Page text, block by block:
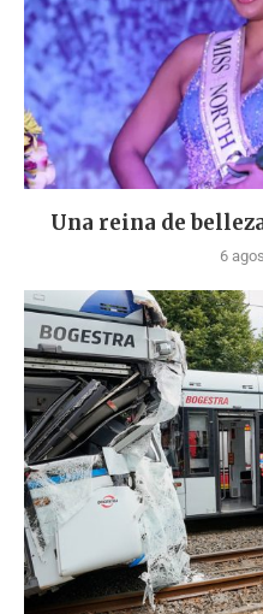
Una reina de
6